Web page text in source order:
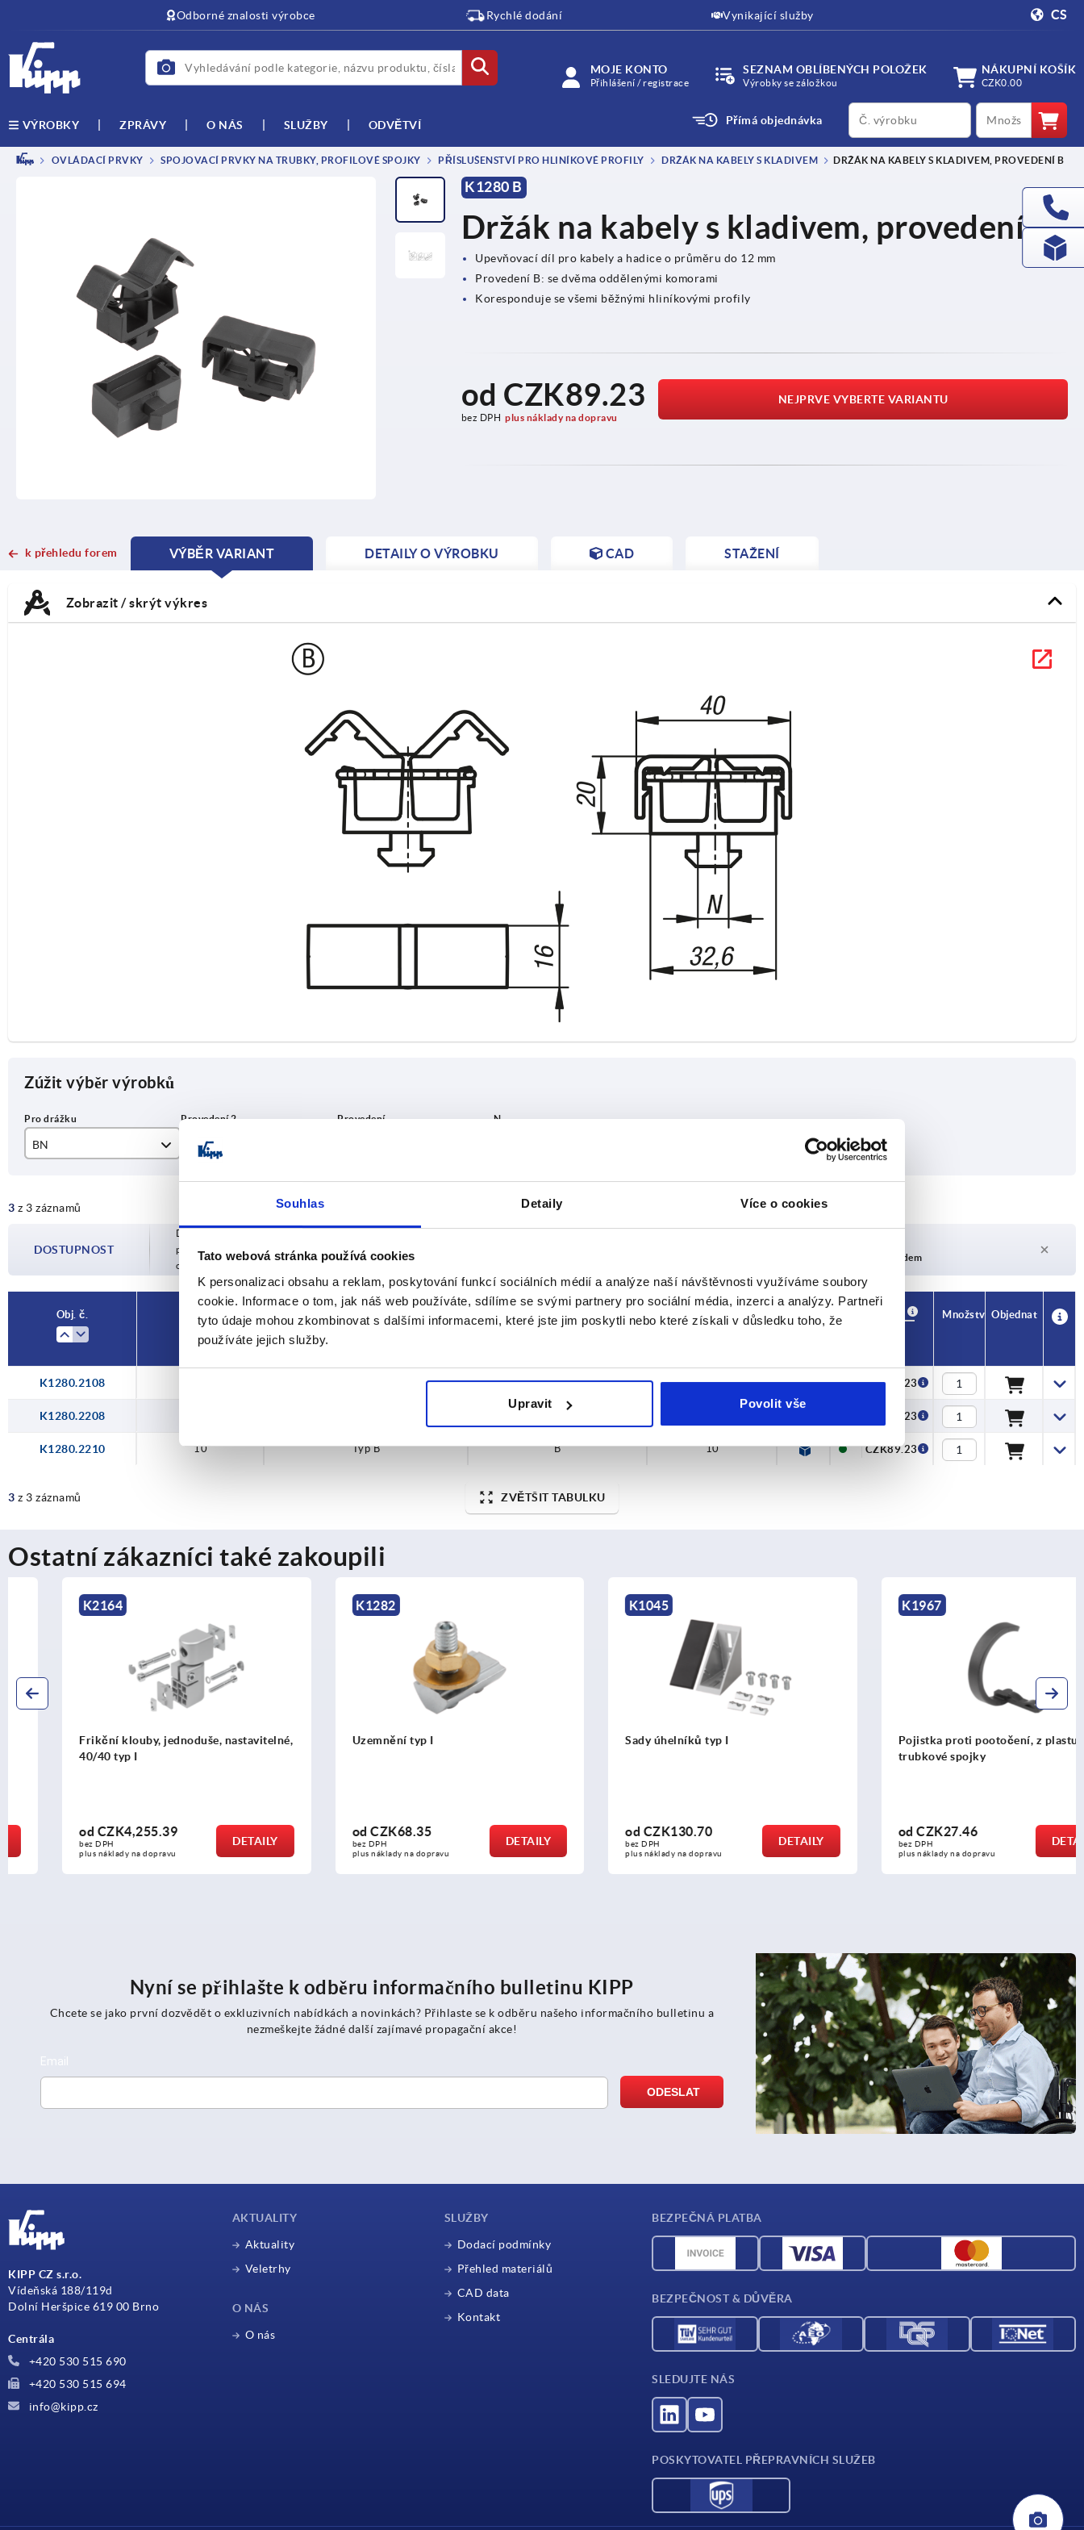
Souhlas Detaily Více o cookies
Tato webová stránka používá cookies
K personalizaci obsahu a reklam, poskytování funkcí sociálních médií a analýze naší návštěvnosti využíváme soubory
cookie. Informace o tom, jak náš web používáte, sdílíme se svými partnery pro sociální média, inzerci a analýzy. Partneři
tyto údaje mohou zkombinovat s dalšími informacemi, které jste jim poskytli nebo které získali v důsledku toho, že
používáte jejich služby.
Upravit Povolit vše
Odborné znalosti výrobce Rychlé dodání Vynikající služby CS
MOJE KONTO
Přihlášení / registrace
SEZNAM OBLÍBENÝCH POLOŽEK
Výrobky se záložkou
NÁKUPNÍ KOŠÍK
CZK0.00
VÝROBKY ZPRÁVY O NÁS SLUŽBY ODVĚTVÍ Přímá objednávka
productCode qty
OVLÁDACÍ PRVKY SPOJOVACÍ PRVKY NA TRUBKY, PROFILOVÉ SPOJKY PŘÍSLUŠENSTVÍ PRO HLINÍKOVÉ PROFILY DRŽÁK NA KABELY S KLADIVEM DRŽÁK NA KABELY S KLADIVEM, PROVEDENÍ B
K1280 B
Držák na kabely s kladivem, provedení B
Upevňovací díl pro kabely a hadice o průměru do 12 mm
Provedení B: se dvěma oddělenými komorami
Koresponduje se všemi běžnými hliníkovými profily
od CZK89.23
bez DPH plus náklady na dopravu
NEJPRVE VYBERTE VARIANTU
k přehledu forem
VÝBĚR VARIANT
CURRENT
CURRENT
DETAILY O VÝROBKU CAD STAŽENÍ
Zobrazit / skrýt výkres
Zúžit výběr výrobků
BN
10
Provedení 2
3 z 3 záznamů ZVĚTŠIT TABULKU
DOSTUPNOST
Dostupnost je aktualizována několikrát denně v pravidelných intervalech. O
potvrzeném datu odeslání budete informováni v posledním kroku před dokončením
objednávky.
V současné době není skladem
Obj. č.
BN
Provedení 2 Provedení N
CAD Množství Objednat
K1280.2108 B 8 CZK89.23
K1280.2208 CZK89.23
K1280.2210 10 Typ B B 10 CZK89.23
3 z 3 záznamů ZVĚTŠIT TABULKU
Ostatní zákazníci také zakoupili
Frikční klouby, jednoduše, nastavitelné,
40/40 typ I
CZK4,255.39
plus náklady na dopravu
Uzemnění typ I
CZK68.35
plus náklady na dopravu
Sady úhelníků typ I
CZK130.70
plus náklady na dopravu
Pojistka proti pootočení, z plastu, pro
trubkové spojky
CZK27.46
plus náklady na dopravu
Nyní se přihlašte k odběru informačního bulletinu KIPP
Chcete se jako první dozvědět o exkluzivních nabídkách a novinkách? Přihlaste se k odběru našeho informačního bulletinu a
nezmeškejte žádné další zajímavé propagační akce!
KIPP CZ s.r.o.
Vídeňská 188/119d
Dolní Heršpice 619 00 Brno
Centrála
+420 530 515 690
+420 530 515 694
info@kipp.cz
AKTUALITY
Aktuality
Veletrhy
O NÁS
O nás
SLUŽBY
Dodací podmínky
Přehled materiálů
CAD data
Kontakt
BEZPEČNÁ PLATBA
BEZPEČNOST & DŮVĚRA
SLEDUJTE NÁS
POSKYTOVATEL PŘEPRAVNÍCH SLUŽEB